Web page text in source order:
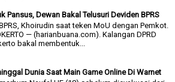
Pansus, Dewan Bakal Telusuri Deviden BPRS
Khoirudin saat teken MoU dengan Pemkot.
— (harianbuana.com). Kalangan DPRD
bakal membentuk...
Dunia Saat Main Game Online Di Warnet